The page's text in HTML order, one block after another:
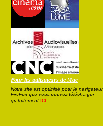
Pour les utilisateurs de Mac
Notre site est optimisé pour le navigateur
FireFox que vous pouvez télécharger
gratuitement ici